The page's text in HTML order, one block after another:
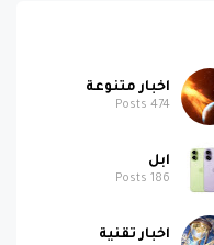
اخبار متنوعة
474
ابل
186
اخبار تقنية